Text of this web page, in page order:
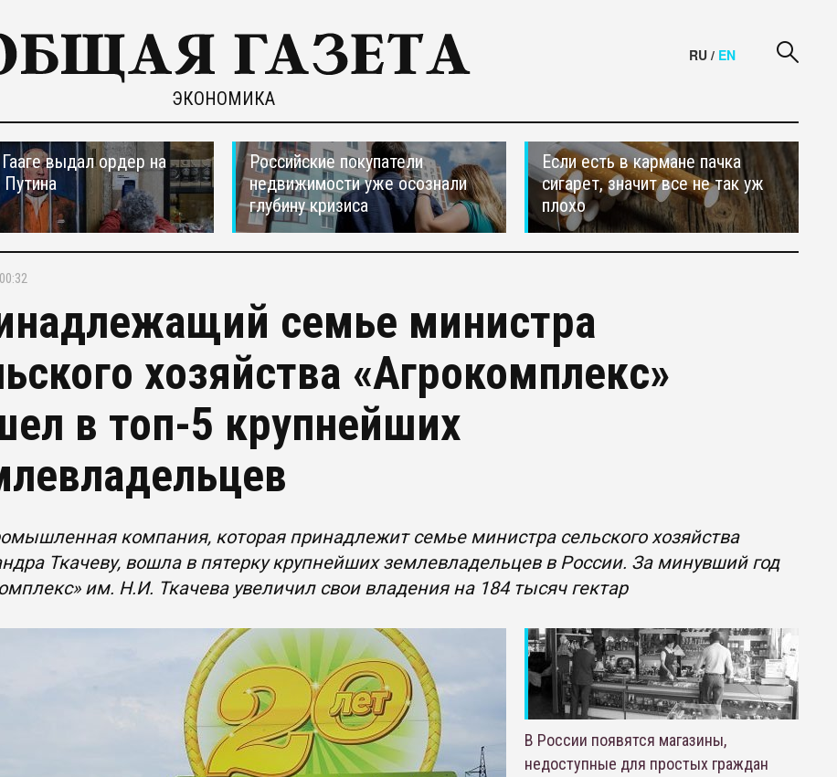
ЭКОНОМИКА
RU / EN
выдал ордер на
Путина
Российские покупатели
недвижимости уже осознали
глубину кризиса
Если есть в кармане пачка
сигарет, значит все не так уж
плохо
семье министра
хозяйства «Агрокомплекс»
в топ-5 крупнейших
компания, которая принадлежит семье министра сельского хозяйства
Ткачеву, вошла в пятерку крупнейших землевладельцев в России. За минувший год
им. Н.И. Ткачева увеличил свои владения на 184 тысяч гектар
В России появятся магазины,
недоступные для простых граждан